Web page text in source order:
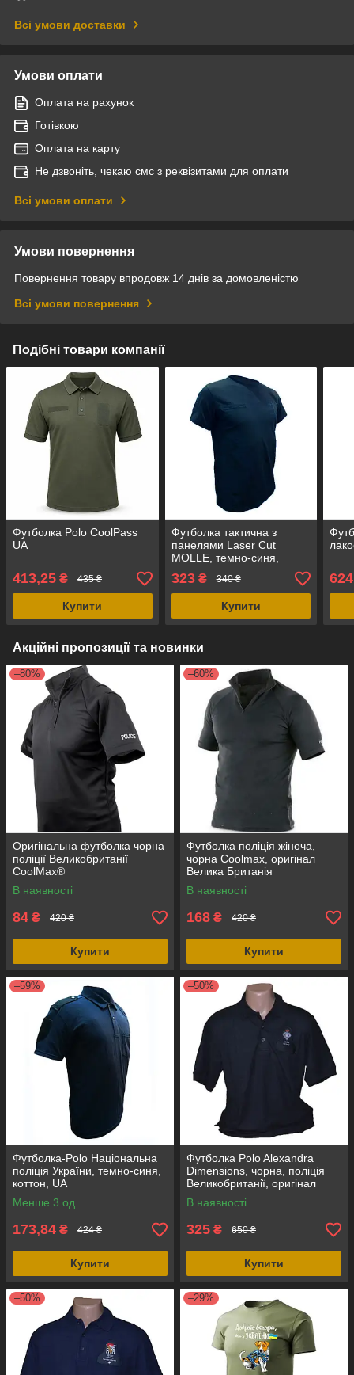
Всі умови доставки
Умови оплати
Оплата на рахунок
Готівкою
Оплата на карту
Не дзвоніть, чекаю смс з реквізитами для оплати
Всі умови оплати
Умови повернення
Повернення товару впродовж 14 днів за домовленістю
Всі умови повернення
Подібні товари компанії
Футболка Polo CoolPass
UA
413,25 ₴ 435 ₴
Купити
Футболка тактична з
панелями Laser Cut
MOLLE, темно-синя,
пеньє/стрейч-котон, UA
323₴ 340 ₴
Купити
624
Акційні пропозиції та новинки
–80%
Оригінальна футболка чорна
поліції Великобританії
CoolMax®
В наявності
84 ₴ 420 ₴
Купити
–60%
Футболка поліція жіноча,
чорна Coolmax, оригінал
Велика Британія
В наявності
168 ₴ 420 ₴
Купити
–59%
Футболка-Polo Національна
поліція України, темно-синя,
коттон, UA
Менше 3 од.
173,84 ₴ 424 ₴
Купити
–50%
Футболка Polo Alexandra
Dimensions, чорна, поліція
Великобританії, оригінал
В наявності
325 ₴ 650 ₴
Купити
–50% –29%